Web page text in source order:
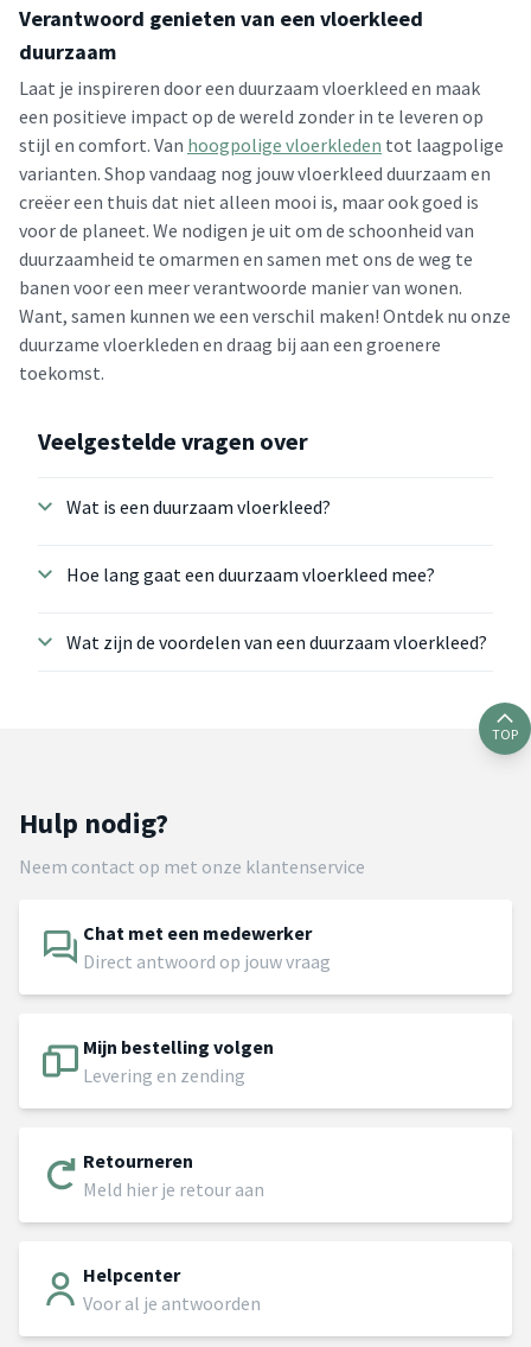
Verantwoord genieten van een vloerkleed
duurzaam
Laat je inspireren door een duurzaam vloerkleed en maak
een positieve impact op de wereld zonder in te leveren op
stijl en comfort. Van hoogpolige vloerkleden tot laagpolige
varianten. Shop vandaag nog jouw vloerkleed duurzaam en
creëer een thuis dat niet alleen mooi is, maar ook goed is
voor de planeet. We nodigen je uit om de schoonheid van
duurzaamheid te omarmen en samen met ons de weg te
banen voor een meer verantwoorde manier van wonen.
Want, samen kunnen we een verschil maken! Ontdek nu onze
duurzame vloerkleden en draag bij aan een groenere
toekomst.
Veelgestelde vragen over
Wat is een duurzaam vloerkleed?
Hoe lang gaat een duurzaam vloerkleed mee?
Wat zijn de voordelen van een duurzaam vloerkleed?
TOP
Hulp nodig?
Neem contact op met onze klantenservice
Chat met een medewerker
Direct antwoord op jouw vraag
Mijn bestelling volgen
Levering en zending
Retourneren
Meld hier je retour aan
Helpcenter
Voor al je antwoorden